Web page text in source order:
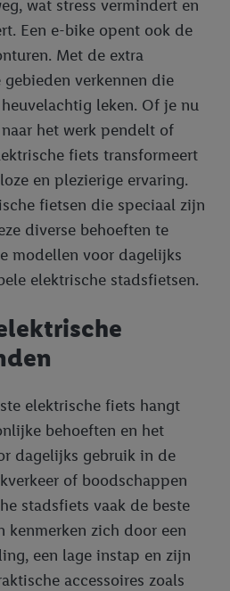
wat stress vermindert en
Een e-bike opent ook de
Met de extra
verkennen die
leken. Of je nu
het werk pendelt of
fiets transformeert
en plezierige ervaring.
fietsen die speciaal zijn
diverse behoeften te
modellen voor dagelijks
elektrische stadsfietsen.
elektrische fiets hangt
behoeften en het
dagelijks gebruik in de
of boodschappen
stadsfiets vaak de beste
kenmerken zich door een
een lage instap en zijn
accessoires zoals